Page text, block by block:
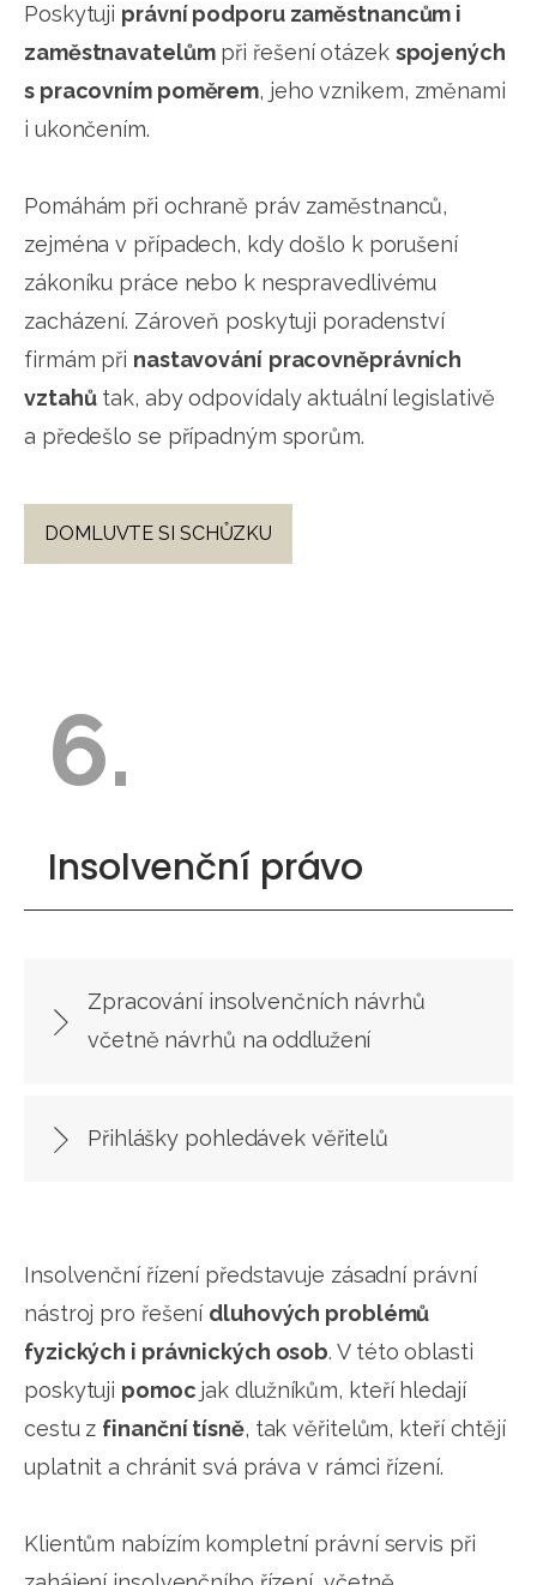
Poskytuji právní podporu zaměstnancům i
zaměstnavatelůmpři řešení otázek spojených
s pracovním poměrem, jeho vznikem, změnami
i ukončením.
Pomáhám při ochraně práv zaměstnanců,
zejména v případech, kdy došlo k porušení
zákoníku práce nebo k nespravedlivému
zacházení. Zároveň poskytuji poradenství
firmám při nastavování pracovněprávních
vztahůtak, aby odpovídaly aktuální legislativě
a předešlo se případným sporům.
DOMLUVTE SI SCHŮZKU
6.
Insolvenční právo
Zpracování insolvenčních návrhů
včetně návrhů na oddlužení
Přihlášky pohledávek věřitelů
Insolvenční řízení představuje zásadní právní
nástroj pro řešení dluhových problémů
fyzických i právnických osob. V této oblasti
poskytuji pomoc jak dlužníkům, kteří hledají
cestu z finanční tísně, tak věřitelům, kteří chtějí
uplatnit a chránit svá práva v rámci řízení.
Klientům nabízím kompletní právní servis při